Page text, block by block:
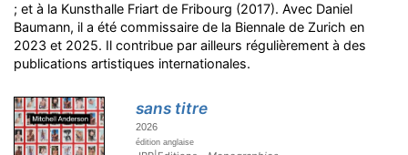
; et à la Kunsthalle Friart de Fribourg (2017). Avec Daniel
Baumann, il a été commissaire de la Biennale de Zurich en
2023 et 2025. Il contribue par ailleurs régulièrement à des
publications artistiques internationales.
sans titre
2026
édition anglaise